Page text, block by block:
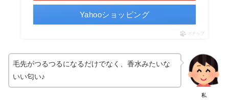
Yahooショッピング
ポチップ
私
毛先がつるつるになるだけでなく、香水みたいな
いい匂い♪